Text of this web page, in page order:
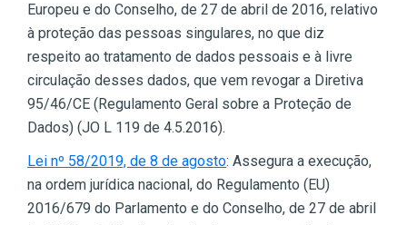
Europeu e do Conselho, de 27 de abril de 2016, relativo
à proteção das pessoas singulares, no que diz
respeito ao tratamento de dados pessoais e à livre
circulação desses dados, que vem revogar a Diretiva
95/46/CE (Regulamento Geral sobre a Proteção de
Dados) (JO L 119 de 4.5.2016).
Lei nº 58/2019, de 8 de agosto: Assegura a execução,
na ordem jurídica nacional, do Regulamento (EU)
2016/679 do Parlamento e do Conselho, de 27 de abril